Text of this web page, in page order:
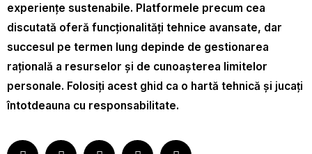
experiențe sustenabile. Platformele precum cea
discutată oferă funcționalități tehnice avansate, dar
succesul pe termen lung depinde de gestionarea
rațională a resurselor și de cunoașterea limitelor
personale. Folosiți acest ghid ca o hartă tehnică și jucați
întotdeauna cu responsabilitate.